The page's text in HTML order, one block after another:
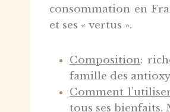
consommation en
et ses « vertus ».
Composition: r
famille des
Comment
tous ses bienfaits.